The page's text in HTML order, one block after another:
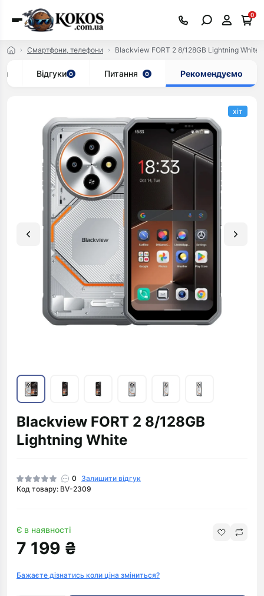
0
Смартфони, телефони Blackview FORT 2 8/128GB Lightning White
Відгуки 0 Питання 0 Рекомендуємо
хіт
Blackview FORT 2 8/128GB
Lightning White
0
Залишити відгук
Код товару: BV-2309
Є в наявності
7 199 ₴
Бажаєте дізнатись коли ціна зміниться?